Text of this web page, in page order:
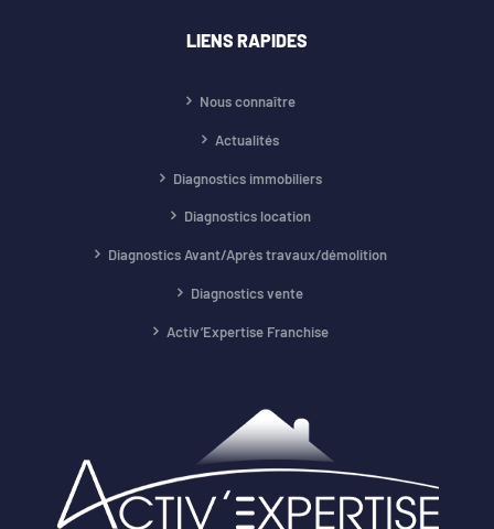
LIENS RAPIDES
Nous connaître
Actualités
Diagnostics immobiliers
Diagnostics location
Diagnostics Avant/Après travaux/démolition
Diagnostics vente
Activ’Expertise Franchise